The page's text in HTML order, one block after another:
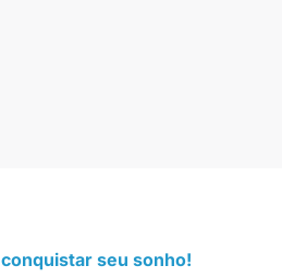
conquistar seu sonho!